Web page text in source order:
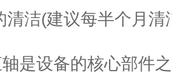
(建议每半个月清
设备的核心部件之